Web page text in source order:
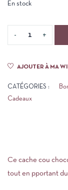
En stock
AJOUTER À MA
CATÉGORIES :
Cadeaux
Ce cache cou
tout en pportant